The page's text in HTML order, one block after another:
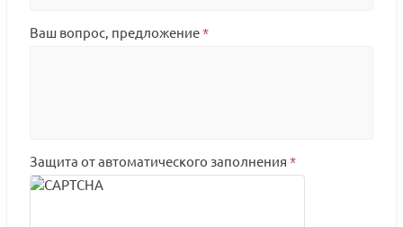
Ваш вопрос, предложение*
Защита от автоматического заполнения *